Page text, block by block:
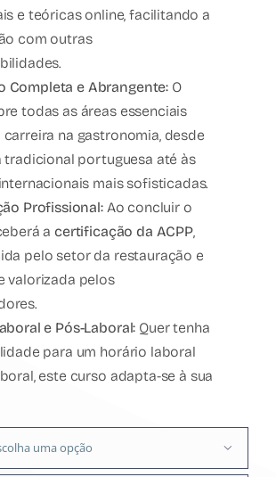
e teóricas online, facilitando a
com outras
Completa e Abrangente: O
todas as áreas essenciais
carreira na gastronomia, desde
tradicional portuguesa até às
mais sofisticadas.
Profissional:Ao concluir o
a certificação da ACPP,
pelo setor da restauração e
valorizada pelos
e Pós-Laboral: Quer tenha
para um horário laboral
este curso adapta-se à sua
